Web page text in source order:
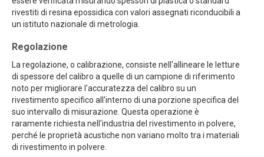
rivestiti di resina epossidica con valori assegnati riconducibili a
un istituto nazionale di metrologia.
Regolazione
La regolazione, o calibrazione, consiste nell'allineare le letture
di spessore del calibro a quelle di un campione di riferimento
noto per migliorare l'accuratezza del calibro su un
rivestimento specifico all'interno di una porzione specifica del
suo intervallo di misurazione. Questa operazione è
raramente richiesta nell'industria del rivestimento in polvere,
perché le proprietà acustiche non variano molto tra i materiali
di rivestimento in polvere.